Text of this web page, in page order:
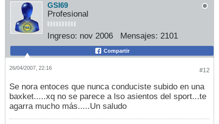
GSI69
Profesional
Ingreso: nov 2006 Mensajes: 2101
Compartir
#12
26/04/2007, 22:16
Se nora entoces que nunca conduciste subido en una
baxket.....xq no se parece a lso asientos del sport...te
agarra mucho más.....Un saludo